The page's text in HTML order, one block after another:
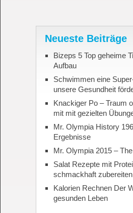
Neueste Beiträge
Bizeps 5 Top geheime
Aufbau
Schwimmen eine
unsere Gesundheit
Knackiger Po – Traum
mit mit gezielten
Mr. Olympia History
Ergebnisse
Mr. Olympia 2015 –
Salat Rezepte mit
schmackhaft zubereiten
Kalorien Rechnen Der
gesunden Leben